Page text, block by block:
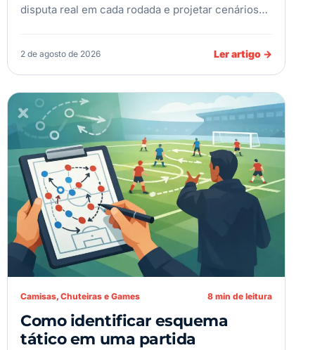
disputa real em cada rodada e projetar cenários…
2 de agosto de 2026 Ler artigo →
Camisas, Chuteiras e Games 8 min de leitura
Como identificar esquema
tático em uma partida